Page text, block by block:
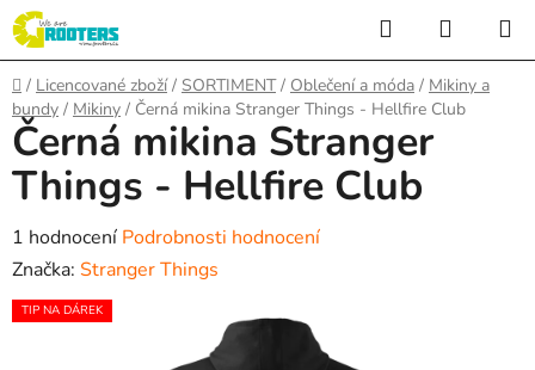
Přejít
na
obsah
Hledat
KOŠÍK
Domů
/ Licencované zboží / SORTIMENT / Oblečení a móda / Mikiny a
bundy / Mikiny / Černá mikina Stranger Things - Hellfire Club
Černá mikina Stranger
Things - Hellfire Club
Průměrné
hodnocení
produktu
1 hodnocení Podrobnosti hodnocení
Značka: Stranger Things
TIP NA DÁREK